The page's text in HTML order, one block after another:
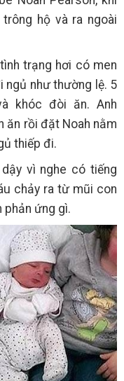
hộ và ra ngoài
trạng hơi có men
ngủ như thường lệ. 5
khóc đòi ăn. Anh
ăn rồi đặt Noah nằm
thiếp đi.
vì nghe có tiếng
chảy ra từ mũi con
phản ứng gì.